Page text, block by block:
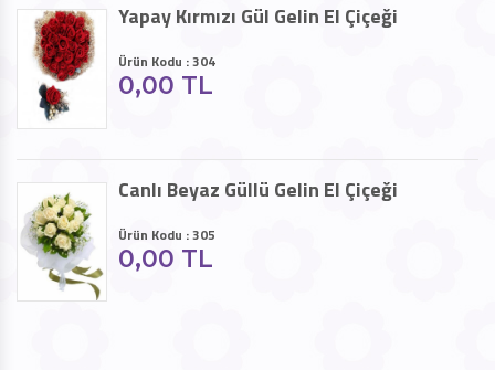
Yapay Kırmızı Gül Gelin El Çiçeği
Ürün Kodu : 304
0,00 TL
Canlı Beyaz Güllü Gelin El Çiçeği
Ürün Kodu : 305
0,00 TL